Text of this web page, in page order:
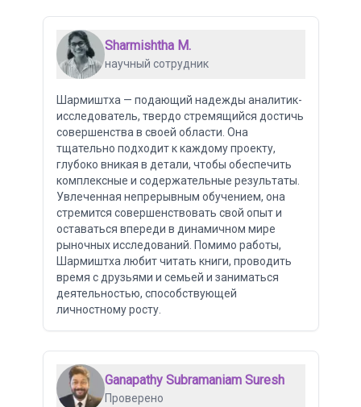
Sharmishtha M.
научный сотрудник
Шармиштха — подающий надежды аналитик-
исследователь, твердо стремящийся достичь
совершенства в своей области. Она
тщательно подходит к каждому проекту,
глубоко вникая в детали, чтобы обеспечить
комплексные и содержательные результаты.
Увлеченная непрерывным обучением, она
стремится совершенствовать свой опыт и
оставаться впереди в динамичном мире
рыночных исследований. Помимо работы,
Шармиштха любит читать книги, проводить
время с друзьями и семьей и заниматься
деятельностью, способствующей
личностному росту.
Ganapathy Subramaniam Suresh
Проверено